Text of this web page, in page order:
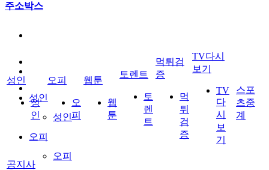
주소박스
성인
성인
오피
오피
성인
성
인
오피
오
피
웹툰
웹
툰
토렌트
토
렌
트
먹튀검
증
먹
튀
검
증
TV다시
보기
TV
다
시
보
기
스포
츠중
계
공지사